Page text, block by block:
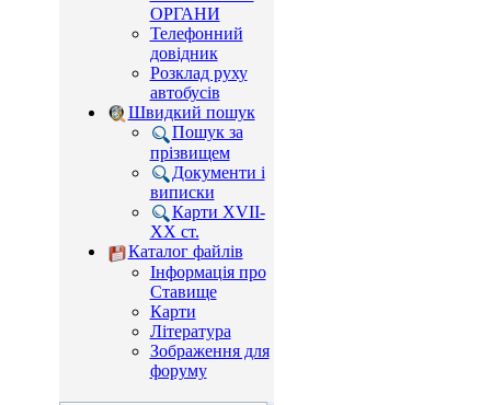
ОРГАНИ
Телефонний
довідник
Розклад руху
автобусів
Швидкий пошук
Пошук за
прізвищем
Документи і
виписки
Карти XVII-
XX ст.
Каталог файлів
Інформація про
Ставище
Карти
Література
Зображення для
форуму